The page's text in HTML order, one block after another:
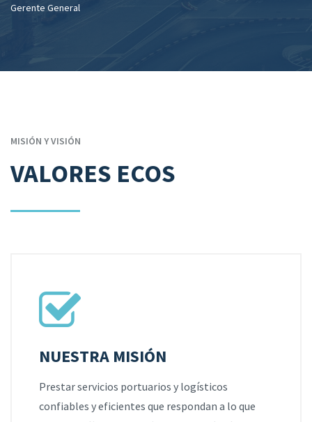
Gerente General
MISIÓN Y VISIÓN
VALORES ECOS
NUESTRA MISIÓN
Prestar servicios portuarios y logísticos
confiables y eficientes que respondan a lo que